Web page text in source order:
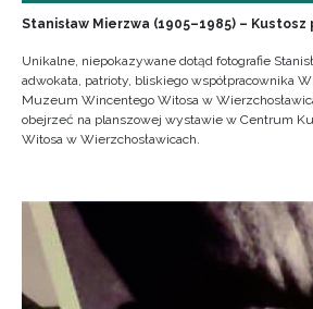
Stanisław Mierzwa (1905–1985) – Kustosz
Unikalne, niepokazywane dotąd fotografie
adwokata, patrioty, bliskiego współpracownika
Muzeum Wincentego Witosa w
obejrzeć na planszowej wystawie w Centrum
Witosa w Wierzchosławicach.